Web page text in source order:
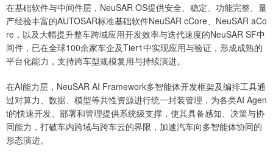
在基础软件与中间件层，NeuSAR OS提供安全、稳定、功能完整、量
产经验丰富的AUTOSAR标准基础软件NeuSAR cCore、NeuSAR aCo
re，以及大幅提升整车跨域应用开发效率与迭代速度的NeuSAR SF中
间件，已在全球100余家车企及Tier1中实现应用与验证，形成成熟的
平台化能力，支持跨车型规模复用与持续演进。
在AI能力层，NeuSAR AI Framework多智能体开发框架及编排工具通
过对算力、数据、模型等共性资源进行统一封装管理，为各类AI Agen
t的快速开发、部署和管理提供系统级支撑，使其具备感知、决策与协
同能力，打破车内跨域与跨车云的界限，加速汽车向多智能体协同的
形态演进。